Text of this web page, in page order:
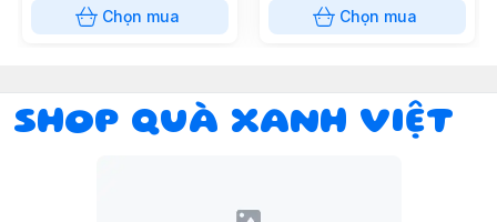
Chọn mua Chọn mua
SHOP QUÀ XANH VIỆT